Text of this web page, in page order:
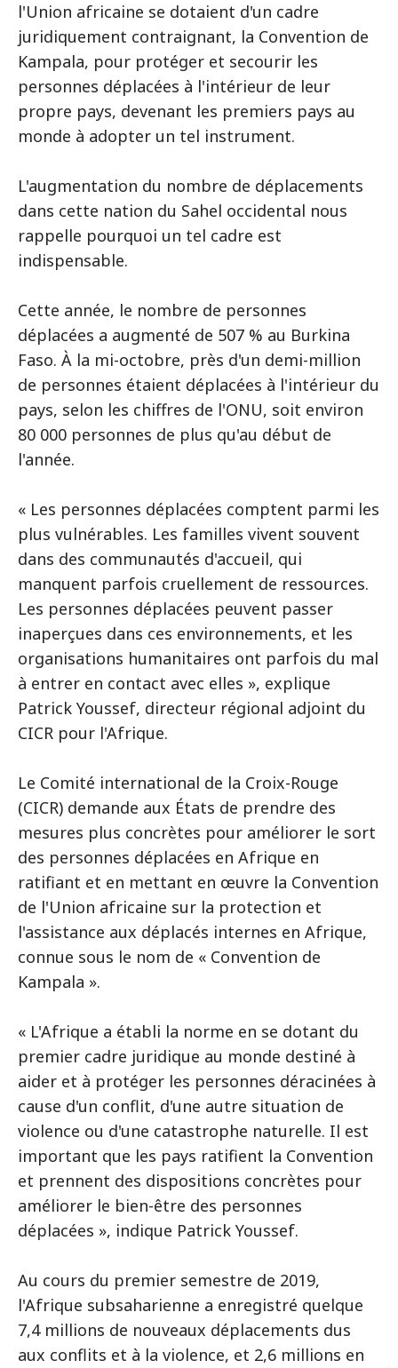
l'Union africaine se dotaient d'un cadre
juridiquement contraignant, la Convention de
Kampala, pour protéger et secourir les
personnes déplacées à l'intérieur de leur
propre pays, devenant les premiers pays au
monde à adopter un tel instrument.
L'augmentation du nombre de déplacements
dans cette nation du Sahel occidental nous
rappelle pourquoi un tel cadre est
indispensable.
Cette année, le nombre de personnes
déplacées a augmenté de 507 % au Burkina
Faso. À la mi-octobre, près d'un demi-million
de personnes étaient déplacées à l'intérieur du
pays, selon les chiffres de l'ONU, soit environ
80 000 personnes de plus qu'au début de
l'année.
« Les personnes déplacées comptent parmi les
plus vulnérables. Les familles vivent souvent
dans des communautés d'accueil, qui
manquent parfois cruellement de ressources.
Les personnes déplacées peuvent passer
inaperçues dans ces environnements, et les
organisations humanitaires ont parfois du mal
à entrer en contact avec elles », explique
Patrick Youssef, directeur régional adjoint du
CICR pour l'Afrique.
Le Comité international de la Croix-Rouge
(CICR) demande aux États de prendre des
mesures plus concrètes pour améliorer le sort
des personnes déplacées en Afrique en
ratifiant et en mettant en œuvre la Convention
de l'Union africaine sur la protection et
l'assistance aux déplacés internes en Afrique,
connue sous le nom de « Convention de
Kampala ».
« L'Afrique a établi la norme en se dotant du
premier cadre juridique au monde destiné à
aider et à protéger les personnes déracinées à
cause d'un conflit, d'une autre situation de
violence ou d'une catastrophe naturelle. Il est
important que les pays ratifient la Convention
et prennent des dispositions concrètes pour
améliorer le bien-être des personnes
déplacées », indique Patrick Youssef.
Au cours du premier semestre de 2019,
l'Afrique subsaharienne a enregistré quelque
7,4 millions de nouveaux déplacements dus
aux conflits et à la violence, et 2,6 millions en